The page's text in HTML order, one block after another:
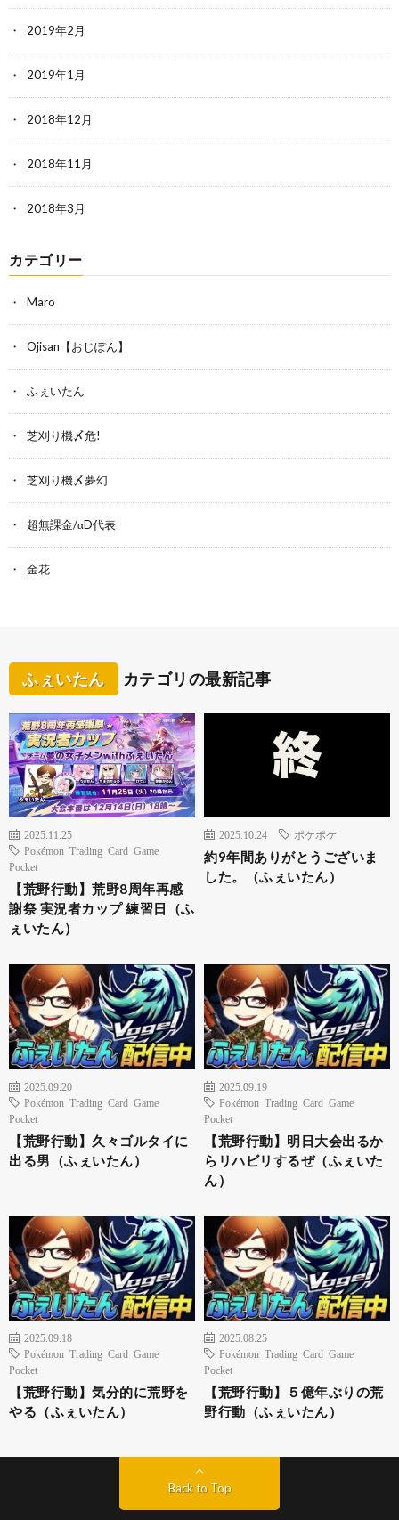
2019年2月
2019年1月
2018年12月
2018年11月
2018年3月
カテゴリー
Maro
Ojisan【おじぽん】
ふぇいたん
芝刈り機〆危!
芝刈り機〆夢幻
超無課金/αD代表
金花
ふぇいたん カテゴリの最新記事
2025.11.25
Pokémon Trading Card Game
Pocket
【荒野行動】荒野8周年再感
謝祭 実況者カップ 練習日（ふ
ぇいたん）
2025.10.24 ポケポケ
約9年間ありがとうございま
した。（ふぇいたん）
2025.09.20
Pokémon Trading Card Game
Pocket
【荒野行動】久々ゴルタイに
出る男（ふぇいたん）
2025.09.19
Pokémon Trading Card Game
Pocket
【荒野行動】明日大会出るか
らリハビリするぜ（ふぇいた
ん）
2025.09.18
Pokémon Trading Card Game
Pocket
【荒野行動】気分的に荒野を
やる（ふぇいたん）
2025.08.25
Pokémon Trading Card Game
Pocket
【荒野行動】５億年ぶりの荒
野行動（ふぇいたん）
Back to Top